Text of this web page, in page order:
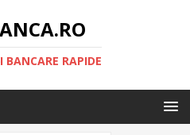
BANCARE RAPIDE